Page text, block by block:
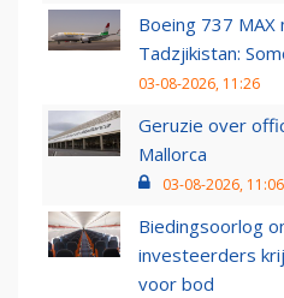
Boeing 737 MAX
Tadzjikistan:
03-08-2026, 11:26
Geruzie over
Mallorca
03-08-2026, 11:06
Biedingsoorlog
investeerders
voor bod